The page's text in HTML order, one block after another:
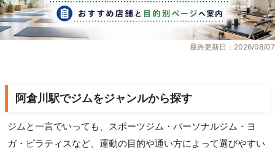
最終更新日：2026/08/07
阿倉川駅でジムをジャンルから探す
ジムと一言でいっても、スポーツジム・パーソナルジム・ヨ
ガ・ピラティスなど、運動の目的や通い方によって選びやすい